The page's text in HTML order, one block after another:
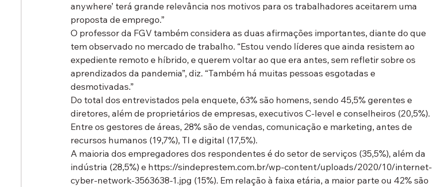
anywhere’ terá grande relevância nos motivos para os trabalhadores aceitarem uma
proposta de emprego.”
O professor da FGV também considera as duas afirmações importantes, diante do que
tem observado no mercado de trabalho. “Estou vendo líderes que ainda resistem ao
expediente remoto e híbrido, e querem voltar ao que era antes, sem refletir sobre os
aprendizados da pandemia”, diz. “Também há muitas pessoas esgotadas e
desmotivadas.”
Do total dos entrevistados pela enquete, 63% são homens, sendo 45,5% gerentes e
diretores, além de proprietários de empresas, executivos C-level e conselheiros (20,5%).
Entre os gestores de áreas, 28% são de vendas, comunicação e marketing, antes de
recursos humanos (19,7%), TI e digital (17,5%).
A maioria dos empregadores dos respondentes é do setor de serviços (35,5%), além da
indústria (28,5%) e https://sindeprestem.com.br/wp-content/uploads/2020/10/internet-
cyber-network-3563638-1.jpg (15%). Em relação à faixa etária, a maior parte ou 42% são